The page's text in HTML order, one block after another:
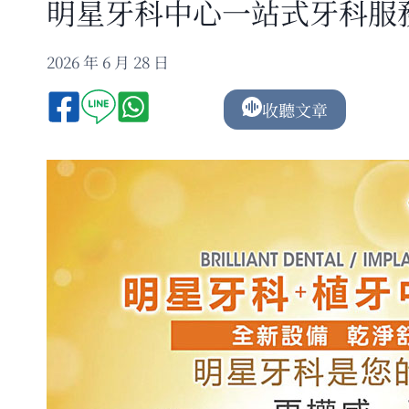
明星牙科中心一站式牙科服
2026 年 6 月 28 日
收聽文章